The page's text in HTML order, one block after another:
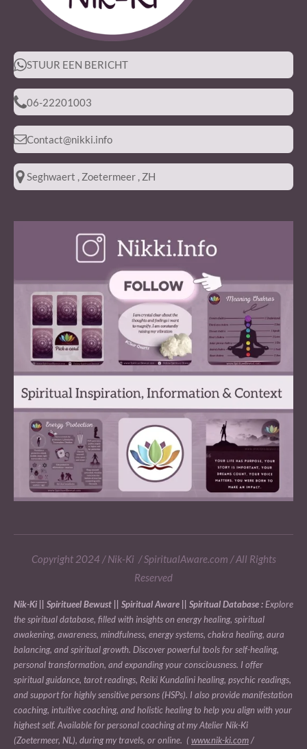
STUUR EEN BERICHT
06-22201003
Contact@nikki.info
Seghwaert , Zoetermeer , ZH
Copyright 2024 / Nik-Ki / SpiritualAware.com / All Rights
Reserved
Nik-Ki || Spiritueel Bewust || Spiritual Aware || Spiritual Database : Explore
the spiritual database, filled with insights on energy healing, spiritual
awakening, awareness, mindfulness, energy systems, chakra healing, aura
balancing, and spiritual growth. Discover powerful tools for self-healing,
personal transformation, and expanding your consciousness. I offer
spiritual guidance, tarot readings, Reiki Kundalini healing, psychic readings,
and support for highly sensitive persons (HSPs). I also provide manifestation
coaching, intuitive coaching, and holistic healing to help you align with your
highest self. Available for personal coaching at my Atelier Nik-Ki
(Zoetermeer, NL), during my travels, or online. ( www.nik-ki.com /